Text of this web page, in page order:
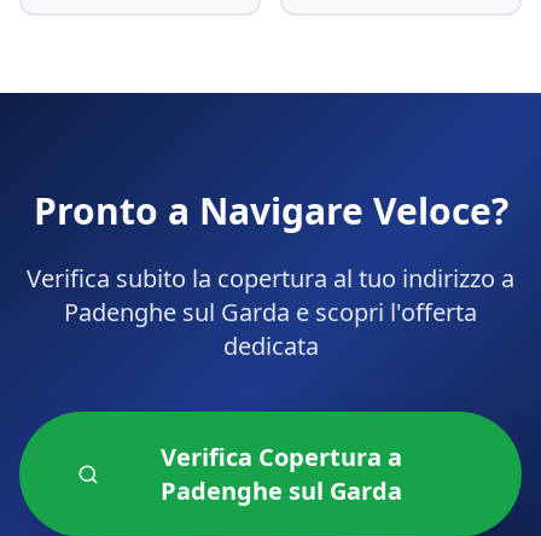
Pronto a Navigare Veloce?
Verifica subito la copertura al tuo indirizzo a
Padenghe sul Garda e scopri l'offerta
dedicata
Verifica Copertura a
Padenghe sul Garda